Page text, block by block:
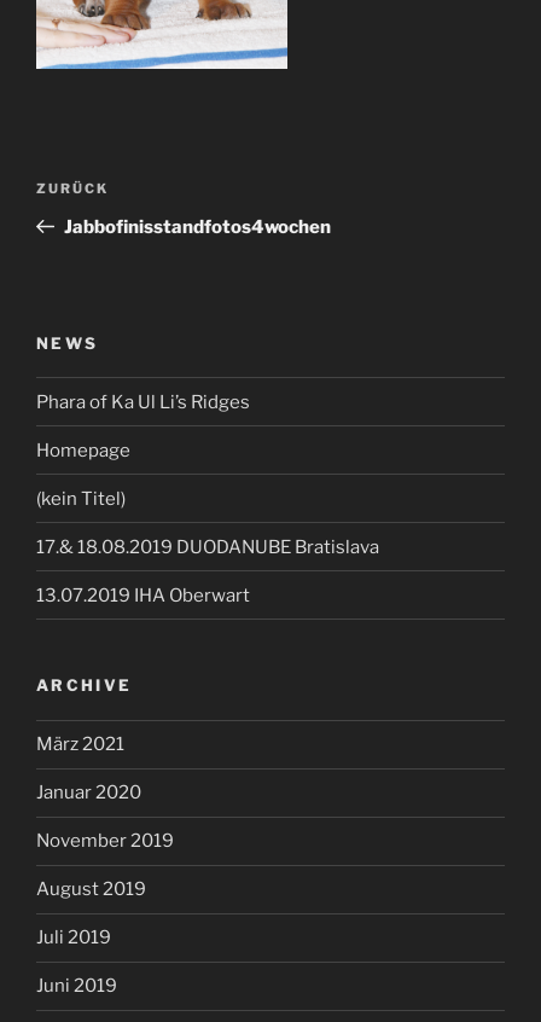
Beitragsnavigation
Vorheriger
Beitrag
ZURÜCK
Jabbofinisstandfotos4wochen
NEWS
Phara of Ka Ul Li’s Ridges
Homepage
(kein Titel)
17.& 18.08.2019 DUODANUBE Bratislava
13.07.2019 IHA Oberwart
ARCHIVE
März 2021
Januar 2020
November 2019
August 2019
Juli 2019
Juni 2019